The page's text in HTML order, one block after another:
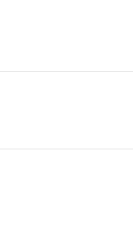
与蹦迪狂欢；还有
和大恶魔成为你的专
相！